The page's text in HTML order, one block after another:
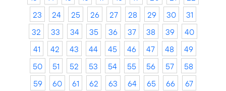
23
24 25 26 27 28 29 30
31
32
33 34 35 36 37 38 39
40
41
42 43 44 45 46 47 48
49
50
51 52 53 54 55 56 57
58
59
60 61 62 63 64 65 66
67